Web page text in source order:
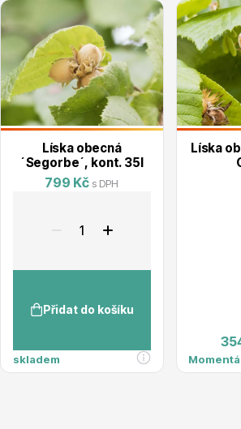
Hortenzie
Azalky a rododendrony
Líska obecná
´Segorbe´, kont. 35l
799 Kč s DPH
Přidat do košíku
skladem
Líska